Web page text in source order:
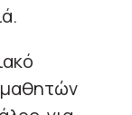
μαθητών